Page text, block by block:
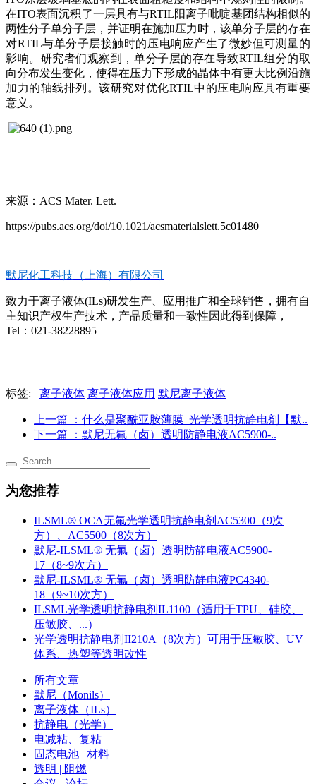
在ITO表面沉积了一层具有与RTIL阳离子吡啶基团结构相似的
两性分子单分子层，并证明在施加压力时，该单分子层的存在
对RTIL与单分子层接触时的压电响应产生了微妙但可测量的
影响。研究者们观察到，单分子层的存在导致RTIL组分的取
向分布发生变化，使得在压力下形成的晶体中有更大比例沿施
加力的轴线排列。该研究对优化RTIL中的压电响应具有重要
意义。
来源： ACS Mater. Lett.
https://pubs.acs.org/doi/10.1021/acsmaterialslett.5c01480
默尼化工科技（上海）有限公司
致力于离子液体(ILs)研发生产、应用推广和全球销售，拥有自
主知识产权生产技术，产品质量和一致性因此得到保障，
Tel：021-38228895
标签: 离子液体 离子液体应用 默尼离子液体
上一篇
：什么是聚酰亚胺薄膜_光学透明抗静电剂【默..
下一篇
：默尼无氟（卤）透明防静电液AC5900-..
为您推荐
ILSML® OCA无氟光学透明抗静电剂AC5300（9次
方）、AC5500（8次方）
默尼-ILSML® 无氟（卤）透明防静电液AC5900-
17（8~9次方）
默尼-ILSML® 无氟（卤）透明防静电液PC4340-
18（9~10次方）
ILSML光学透明抗静电剂IL1100（适用于TPU、硅胶、
压敏胶、...）
光学透明抗静电剂II210A（8次方）可用于压敏胶、UV
体系、热塑等透明改性
所有文章
默尼（Monils）
离子液体（ILs）
抗静电（光学）
电减粘、复粘
固态电池 | 材料
透明 | 阻燃